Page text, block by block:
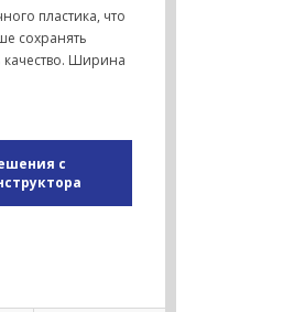
пластика, что
сохранять
качество. Ширина
с